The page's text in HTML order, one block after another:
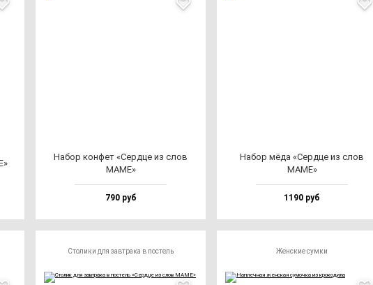
Набор кон­фет «Сер­дце из слов
МАМЕ»
790 руб
Набор мё­да «Сер­дце из слов
МАМЕ»
1190 руб
Столики для завтрака в постель Женские сумки